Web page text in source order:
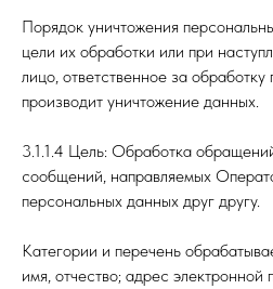
Порядок уничтожения
цели их обработки или при
лицо, ответственное за
производит уничтожение данных.
3.1.1.4 Цель: Обработка
сообщений, направляемых
персональных данных друг другу.
Категории и перечень
имя, отчество; адрес